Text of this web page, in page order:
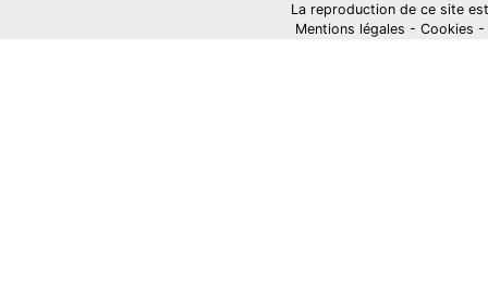
La reproduction de ce site
Mentions légales - Cookies -